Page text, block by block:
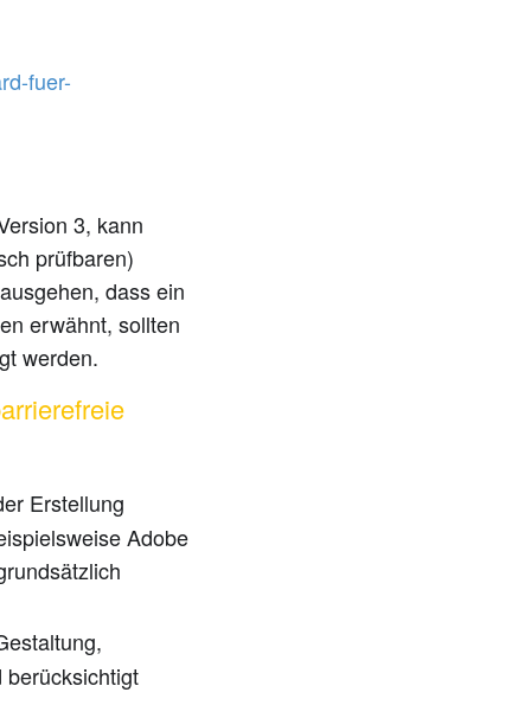
fuer-
3, kann
prüfbaren)
dass ein
erwähnt, sollten
werden.
Erstellung
Adobe
berücksichtigt